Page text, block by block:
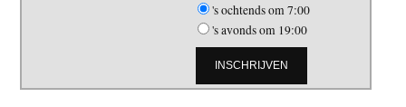
's ochtends om 7:00
's avonds om 19:00